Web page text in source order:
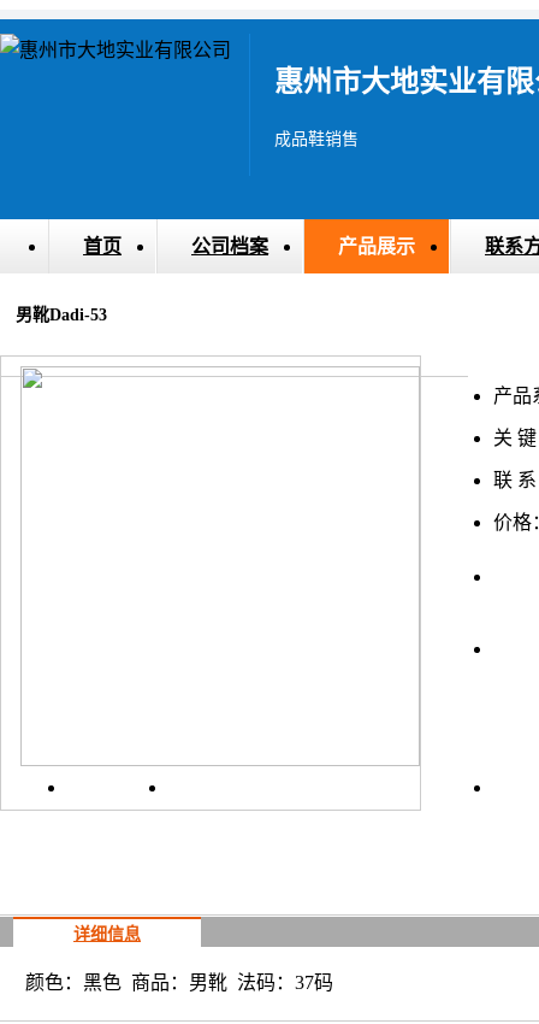
惠州市大地实业有
成品鞋销售
首页 公司档案 产品展示 联系
男靴Dadi-53
产品
关
联
价格
详细信息
颜色：黑色 商品：男靴 法码：37码